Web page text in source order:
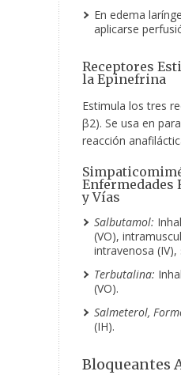
En edema
aplicarse
Receptores
la Epinefrina
Estimula los tres
β2). Se usa en
reacción
Enfermedades
y Vías
Salbutamol:
(VO),
intravenosa (IV),
Terbutalina:
(VO).
Salmeterol,
(IH).
Bloqueantes